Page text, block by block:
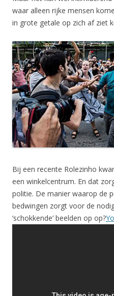
waar alleen rijke mensen
in grote getale op zich af ziet
Bij een recente Rolezinho
een winkelcentrum. En dat
politie. De manier waarop de
bedwingen zorgt voor de
‘schokkende’ beelden op op?